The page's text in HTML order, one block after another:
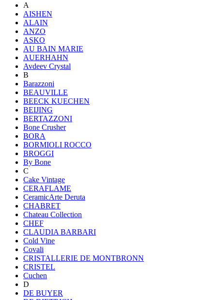
A
AISHEN
ALAIN
ANZO
ASKO
AU BAIN MARIE
AUERHAHN
Avdeev Crystal
B
Barazzoni
BEAUVILLE
BEECK KUECHEN
BEIJING
BERTAZZONI
Bone Crusher
BORA
BORMIOLI ROCCO
BROGGI
By Bone
C
Cake Vintage
CERAFLAME
CeramicArte Deruta
CHABRET
Chateau Collection
CHEF
CLAUDIA BARBARI
Cold Vine
Covali
CRISTALLERIE DE MONTBRONN
CRISTEL
Cuchen
D
DE BUYER